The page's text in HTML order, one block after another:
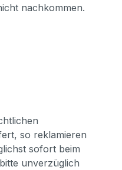
nachkommen.
so reklamieren
sofort beim
unverzüglich